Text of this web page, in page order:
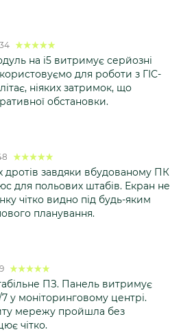
на i5 витримує серйозні
для роботи з ГІС-
ніяких затримок, що
обстановки.
дротів завдяки вбудованому ПК
для польових штабів. Екран не
чітко видно під будь-яким
планування.
ПЗ. Панель витримує
у моніторинговому центрі.
мережу пройшла без
чітко.